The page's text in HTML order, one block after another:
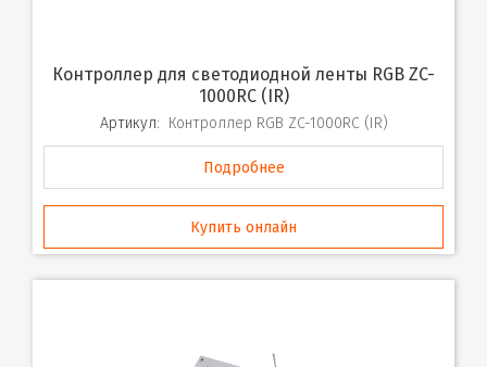
Контроллер для светодиодной ленты RGB ZC-
1000RC (IR)
Артикул: Контроллер RGB ZC-1000RC (IR)
Подробнее
Купить онлайн